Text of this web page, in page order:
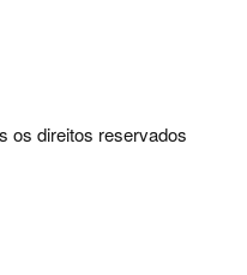
os direitos reservados